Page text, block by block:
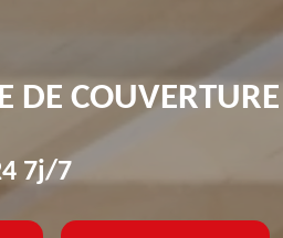
DE
7j/7